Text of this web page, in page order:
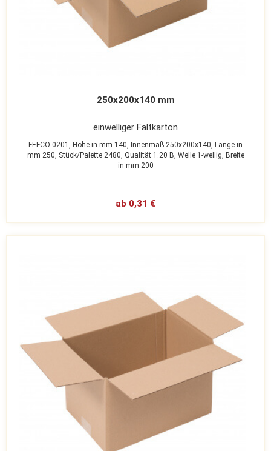
250x200x140 mm
einwelliger Faltkarton
FEFCO 0201, Höhe in mm 140, Innenmaß 250x200x140, Länge in
mm 250, Stück/Palette 2480, Qualität 1.20 B, Welle 1-wellig, Breite
in mm 200
ab 0,31 €